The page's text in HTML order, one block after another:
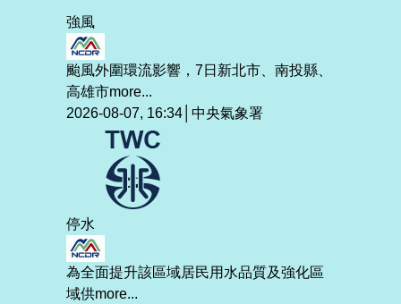
強風
颱風外圍環流影響，7日新北市、南投縣、
高雄市more...
2026-08-07, 16:34│中央氣象署
停水
為全面提升該區域居民用水品質及強化區
域供more...